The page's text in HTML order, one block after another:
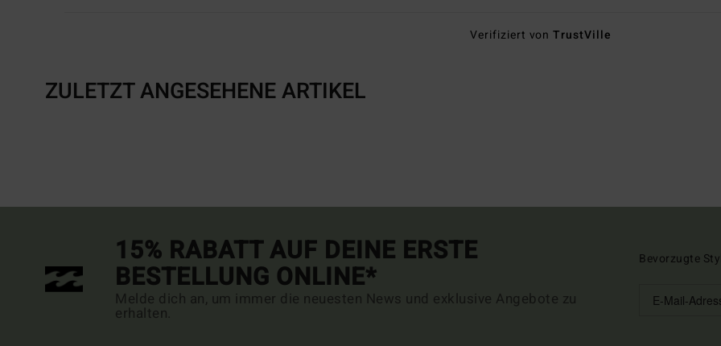
Verifiziert vonTrustVille
ZULETZT ANGESEHENE ARTIKEL
15% RABATT AUF DEINE ERSTE
BESTELLUNG ONLINE*
Melde dich an, um immer die neuesten News und exklusive Angebote zu
erhalten.
Bevorzugte